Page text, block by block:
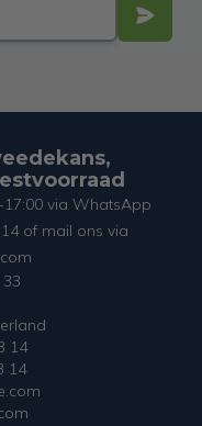
via WhatsApp
of mail ons via
14
14